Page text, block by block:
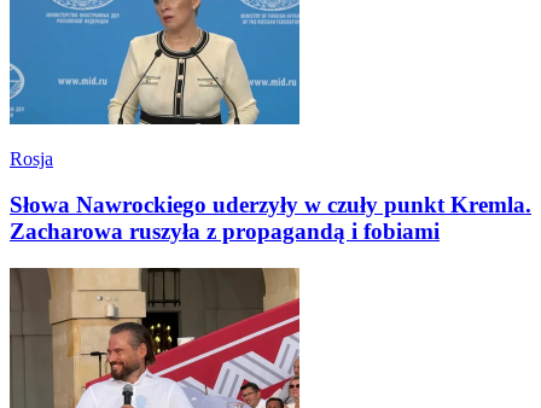
Rosja
Słowa Nawrockiego uderzyły w czuły punkt Kremla.
Zacharowa ruszyła z propagandą i fobiami